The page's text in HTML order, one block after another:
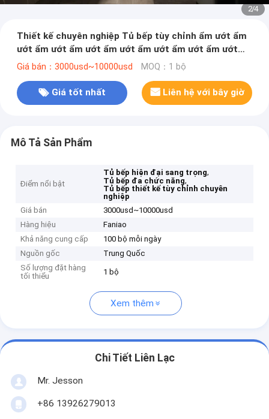
2/4
Thiết kế chuyên nghiệp Tủ bếp tùy chỉnh ẩm ướt ẩm
ướt ẩm ướt ẩm ướt ẩm ướt ẩm ướt ẩm ướt ẩm ướt
ẩm ướt
Giá bán：3000usd~10000usd MOQ：1 bộ
Giá tốt nhất Liên hệ với bây giờ
Mô Tả Sản Phẩm
Điểm nổi bật
Tủ bếp hiện đại sang trọng,
Tủ bếp đa chức năng,
Tủ bếp thiết kế tùy chỉnh chuyên
nghiệp
Giá bán
3000usd~10000usd
Hàng hiệu
Faniao
Khả năng cung cấp
100 bộ mỗi ngày
Nguồn gốc
Trung Quốc
Số lượng đặt hàng
tối thiểu
1 bộ
Xem thêm
Chi Tiết Liên Lạc
Mr. Jesson
+86 13926279013